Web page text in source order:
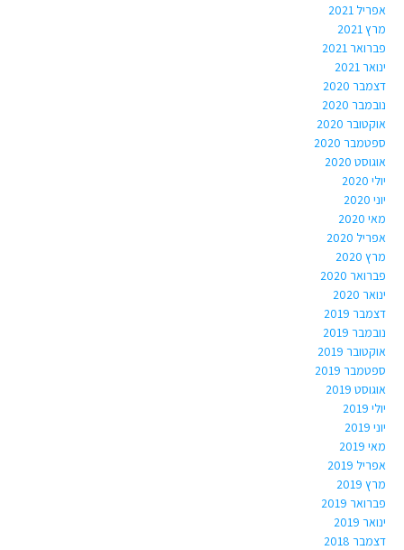
אפריל 2021
מרץ 2021
פברואר 2021
ינואר 2021
דצמבר 2020
נובמבר 2020
אוקטובר 2020
ספטמבר 2020
אוגוסט 2020
יולי 2020
יוני 2020
מאי 2020
אפריל 2020
מרץ 2020
פברואר 2020
ינואר 2020
דצמבר 2019
נובמבר 2019
אוקטובר 2019
ספטמבר 2019
אוגוסט 2019
יולי 2019
יוני 2019
מאי 2019
אפריל 2019
מרץ 2019
פברואר 2019
ינואר 2019
דצמבר 2018